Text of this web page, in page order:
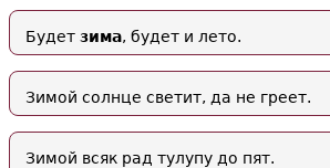
Будет зима, будет и лето.
Зимой солнце светит, да не греет.
Зимой всяк рад тулупу до пят.